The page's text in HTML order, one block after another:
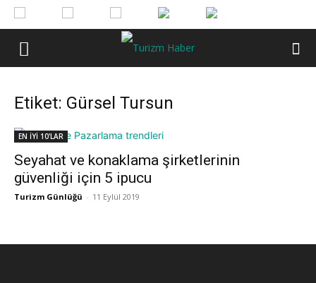
Etiket: Gürsel Tursun
EN İYİ 10'LAR
Seyahat ve konaklama şirketlerinin
güvenliği için 5 ipucu
Turizm Günlüğü - 11 Eylül 2019